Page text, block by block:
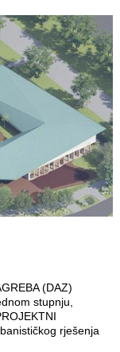
(DAZ)
stupnju,
rješenja